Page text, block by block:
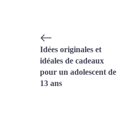
Idées originales et
idéales de cadeaux
pour un adolescent de
13 ans